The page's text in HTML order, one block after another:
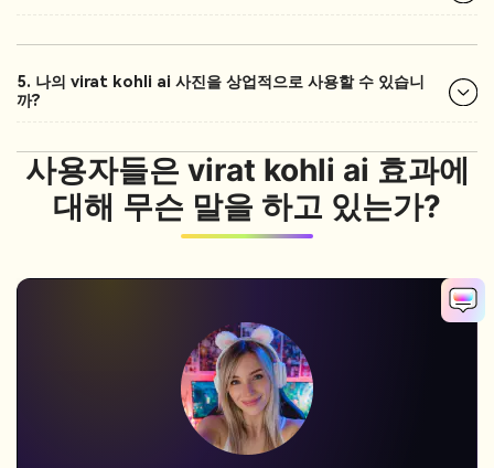
5. 나의 virat kohli ai 사진을 상업적으로 사용할 수 있습니
까?
사용자들은 virat kohli ai 효과에
대해 무슨 말을 하고 있는가?